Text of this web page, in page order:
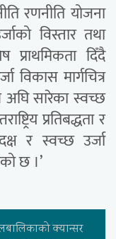
रणनीति योजना
विस्तार तथा
प्राथमिकता दिँदै
मार्गचित्र
अघि सारेका स्वच्छ
प्रतिबद्धता र
र स्वच्छ उर्जा
छ ।’
क्यान्सर